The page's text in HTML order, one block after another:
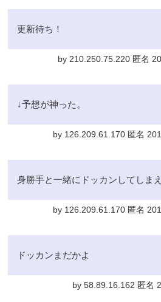
更新待ち！
by 210.250.75.220 匿名
↓予想が神った。
by 126.209.61.170 匿名
身勝手と一緒にドッカンしてしま
by 126.209.61.170 匿名
ドッカンまだかよ
by 58.89.16.162 匿名